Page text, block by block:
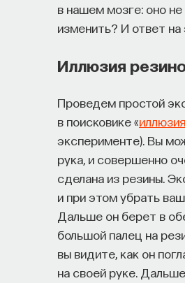
в нашем мозге: оно
изменить? И ответ
Иллюзия
Проведем простой
в поисковике «
эксперименте). Вы
рука, и совершенно
сделана из резины.
и при этом убрать
Дальше он берет в
большой палец на
вы видите, как он
на своей руке.